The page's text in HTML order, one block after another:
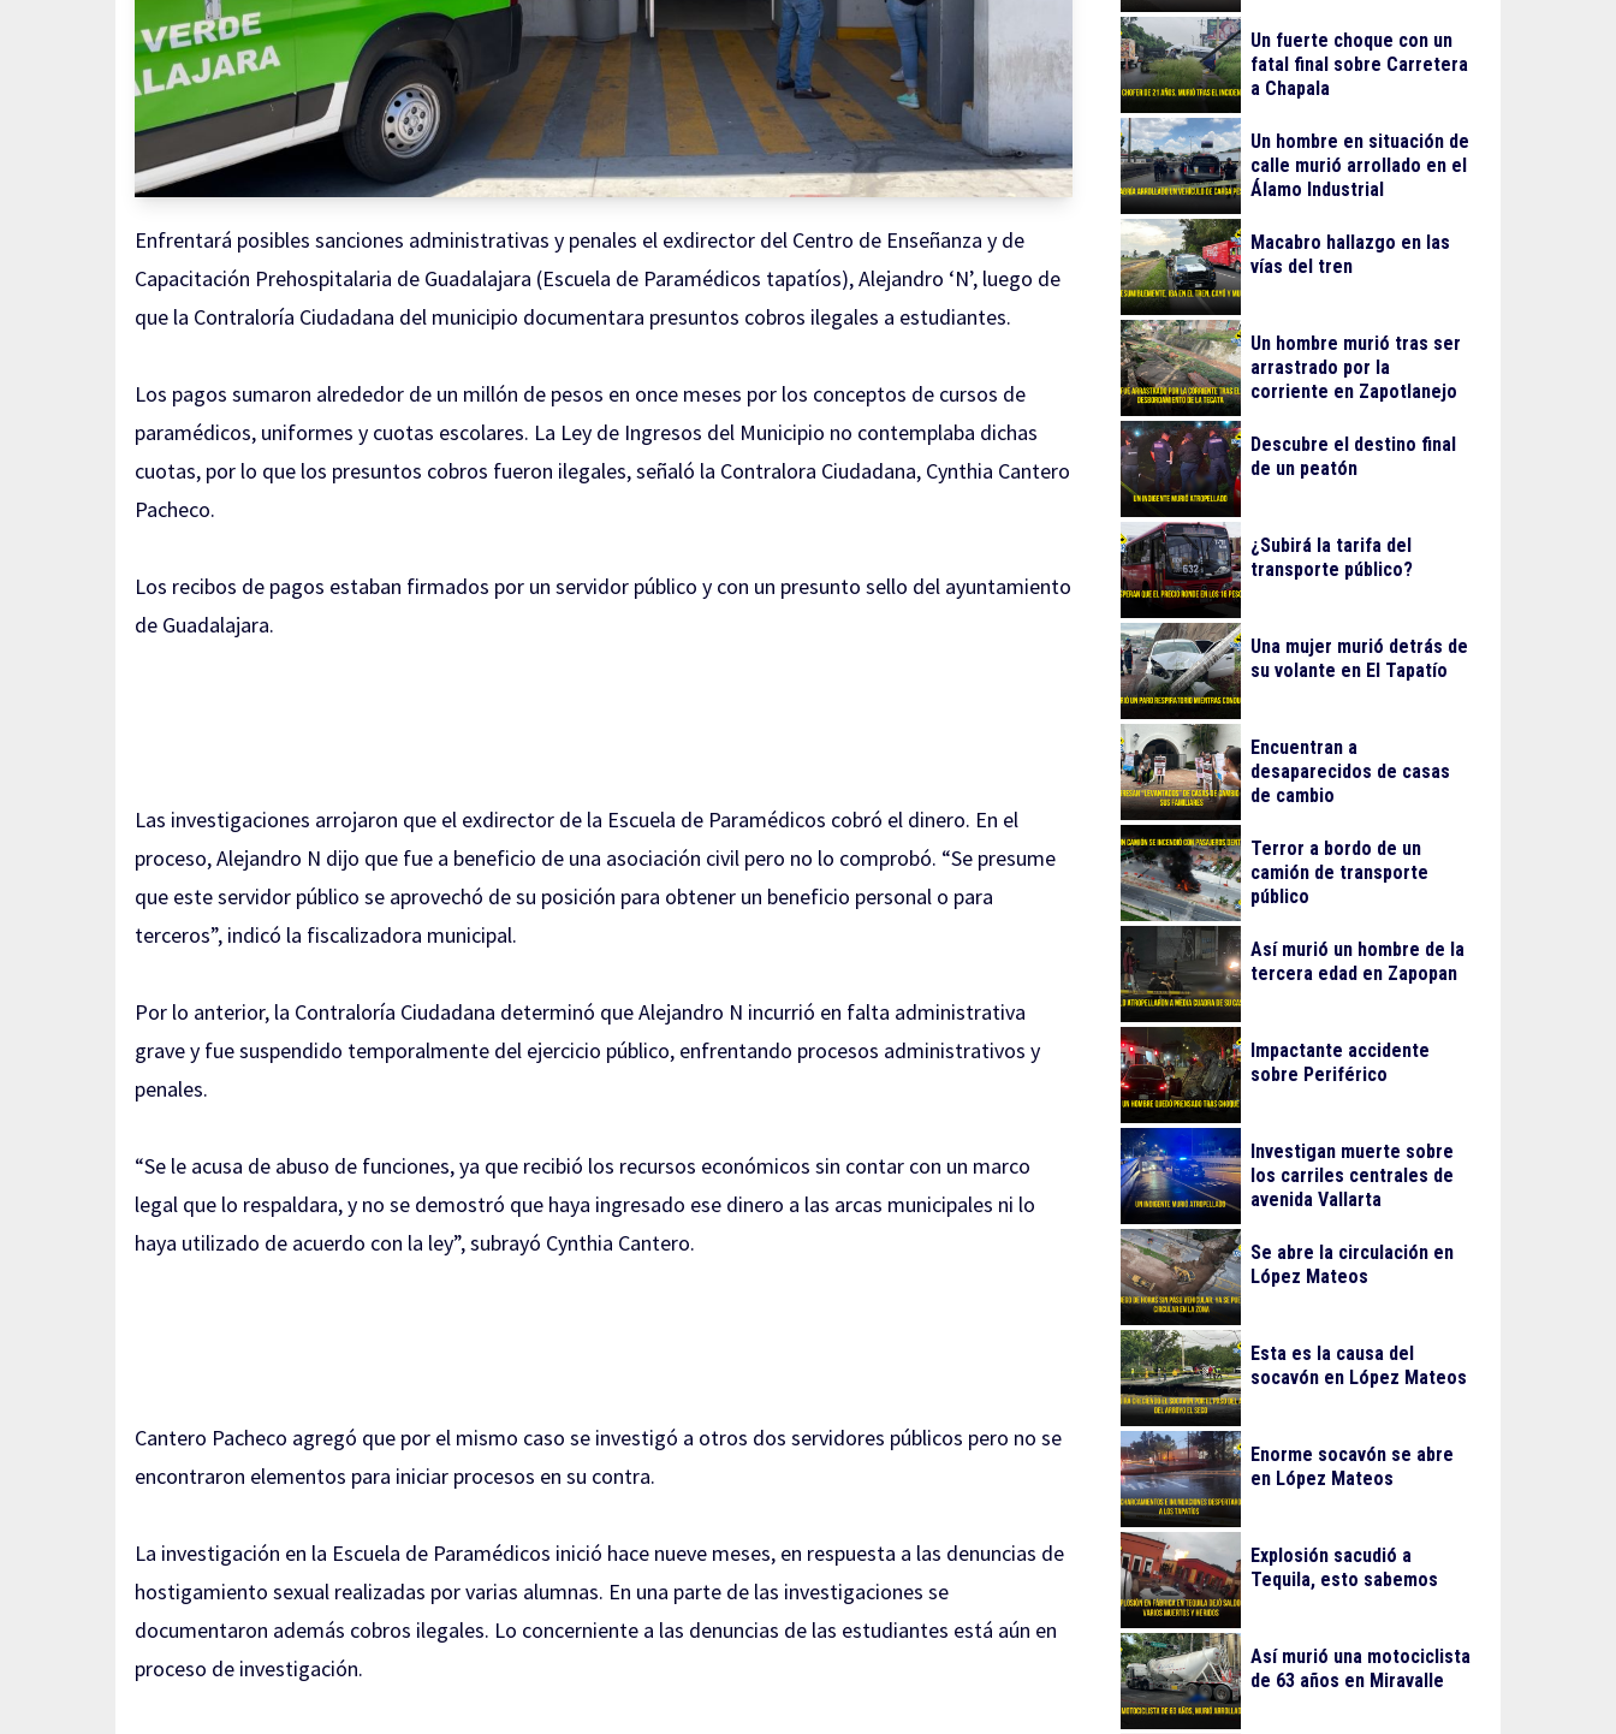
Enfrentará posibles sanciones administrativas y penales el exdirector del Centro de Enseñanza y de
Capacitación Prehospitalaria de Guadalajara (Escuela de Paramédicos tapatíos), Alejandro ‘N’, luego de
que la Contraloría Ciudadana del municipio documentara presuntos cobros ilegales a estudiantes.
Los pagos sumaron alrededor de un millón de pesos en once meses por los conceptos de cursos de
paramédicos, uniformes y cuotas escolares. La Ley de Ingresos del Municipio no contemplaba dichas
cuotas, por lo que los presuntos cobros fueron ilegales, señaló la Contralora Ciudadana, Cynthia Cantero
Pacheco.
Los recibos de pagos estaban firmados por un servidor público y con un presunto sello del ayuntamiento
de Guadalajara.
Las investigaciones arrojaron que el exdirector de la Escuela de Paramédicos cobró el dinero. En el
proceso, Alejandro N dijo que fue a beneficio de una asociación civil pero no lo comprobó. “Se presume
que este servidor público se aprovechó de su posición para obtener un beneficio personal o para
terceros”, indicó la fiscalizadora municipal.
Por lo anterior, la Contraloría Ciudadana determinó que Alejandro N incurrió en falta administrativa
grave y fue suspendido temporalmente del ejercicio público, enfrentando procesos administrativos y
penales.
“Se le acusa de abuso de funciones, ya que recibió los recursos económicos sin contar con un marco
legal que lo respaldara, y no se demostró que haya ingresado ese dinero a las arcas municipales ni lo
haya utilizado de acuerdo con la ley”, subrayó Cynthia Cantero.
Cantero Pacheco agregó que por el mismo caso se investigó a otros dos servidores públicos pero no se
encontraron elementos para iniciar procesos en su contra.
La investigación en la Escuela de Paramédicos inició hace nueve meses, en respuesta a las denuncias de
hostigamiento sexual realizadas por varias alumnas. En una parte de las investigaciones se
documentaron además cobros ilegales. Lo concerniente a las denuncias de las estudiantes está aún en
proceso de investigación.
Un fuerte choque con un
fatal final sobre Carretera
a Chapala
Un hombre en situación de
calle murió arrollado en el
Álamo Industrial
Macabro hallazgo en las
vías del tren
Un hombre murió tras ser
arrastrado por la
corriente en Zapotlanejo
Descubre el destino final
de un peatón
¿Subirá la tarifa del
transporte público?
Una mujer murió detrás de
su volante en El Tapatío
Encuentran a
desaparecidos de casas
de cambio
Terror a bordo de un
camión de transporte
público
Así murió un hombre de la
tercera edad en Zapopan
Impactante accidente
sobre Periférico
Investigan muerte sobre
los carriles centrales de
avenida Vallarta
Se abre la circulación en
López Mateos
Esta es la causa del
socavón en López Mateos
Enorme socavón se abre
en López Mateos
Explosión sacudió a
Tequila, esto sabemos
Así murió una motociclista
de 63 años en Miravalle